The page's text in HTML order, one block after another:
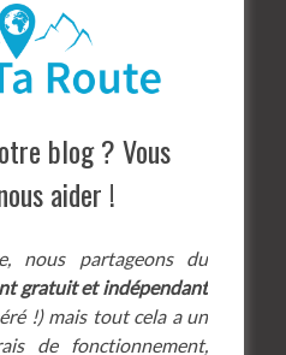
Pré
blog ? Vous
aider !
nous partageons du
gratuit et indépendant
!) mais tout cela a un
de fonctionnement,